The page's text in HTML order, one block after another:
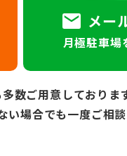
メー
月極駐車場
数ご用意しておりま
い場合でも一度ご相談